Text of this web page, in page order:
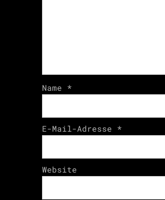
Name *
E-Mail-Adresse *
Website